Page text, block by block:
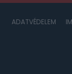
ADATVÉDELEM